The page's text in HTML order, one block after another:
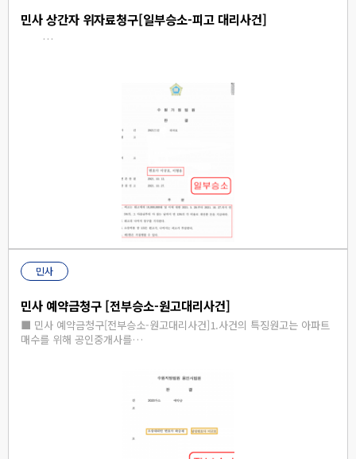
민사 상간자 위자료청구[일부승소-피고 대리사건]
…
민사
민사 예약금청구 [전부승소-원고대리사건]
■ 민사 예약금청구[전부승소-원고대리사건]​​1.사건의 특징원고는 아파트
매수를 위해 공인중개사를…